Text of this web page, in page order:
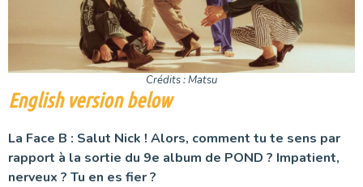
Crédits : Matsu
English version below
La Face B : Salut Nick ! Alors, comment tu te sens par
rapport à la sortie du 9e album de POND ? Impatient,
nerveux ? Tu en es fier ?